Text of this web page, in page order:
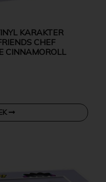
KARAKTER
CHEF
CINNAMOROLL